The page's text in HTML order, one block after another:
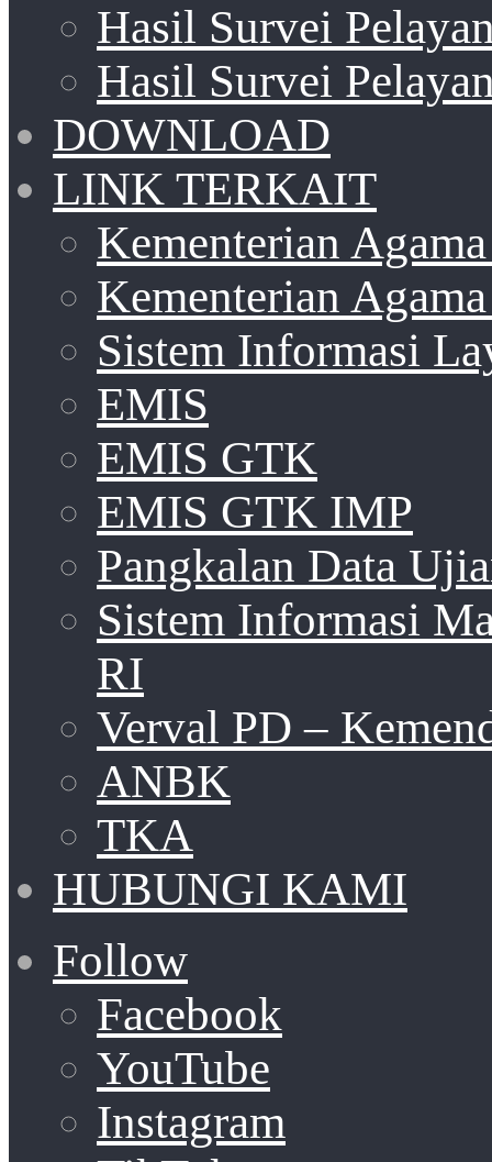
Hasil Survei
Hasil Survei
DOWNLOAD
LINK TERKAIT
Kementerian
Kementerian
Sistem Informasi
EMIS
EMIS GTK
EMIS GTK IMP
Pangkalan Data
Sistem Informasi
RI
Verval PD –
ANBK
TKA
HUBUNGI KAMI
Follow
Facebook
YouTube
Instagram